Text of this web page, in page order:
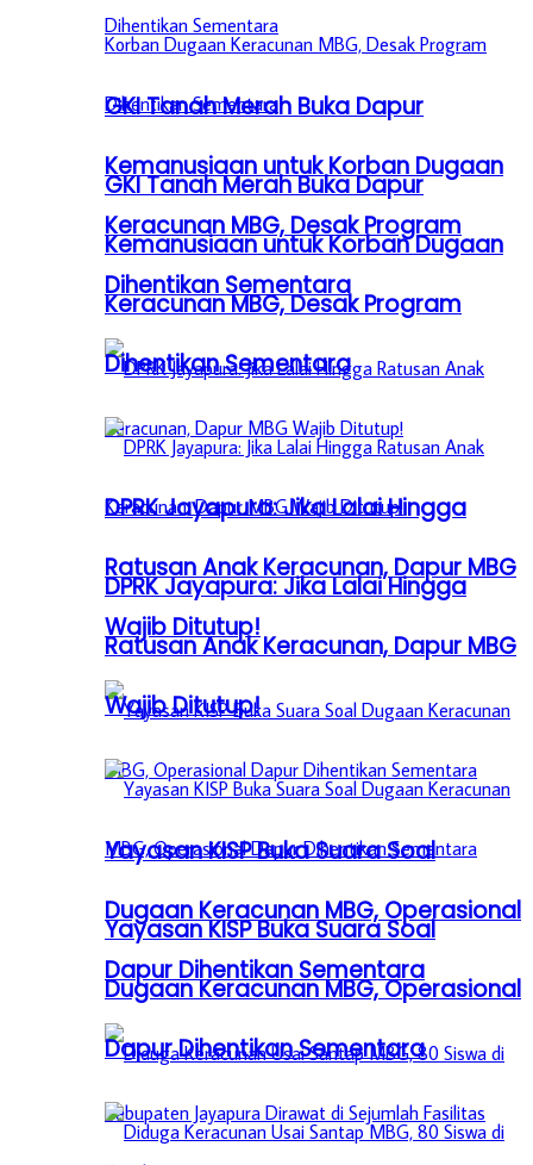
GKI Tanah Merah Buka Dapur
Kemanusiaan untuk Korban Dugaan
Keracunan MBG, Desak Program
Dihentikan Sementara
DPRK Jayapura: Jika Lalai Hingga
Ratusan Anak Keracunan, Dapur MBG
Wajib Ditutup!
Yayasan KISP Buka Suara Soal
Dugaan Keracunan MBG, Operasional
Dapur Dihentikan Sementara
GKI Tanah Merah Buka Dapur
Kemanusiaan untuk Korban Dugaan
Keracunan MBG, Desak Program
Dihentikan Sementara
DPRK Jayapura: Jika Lalai Hingga
Ratusan Anak Keracunan, Dapur MBG
Wajib Ditutup!
Yayasan KISP Buka Suara Soal
Dugaan Keracunan MBG, Operasional
Dapur Dihentikan Sementara